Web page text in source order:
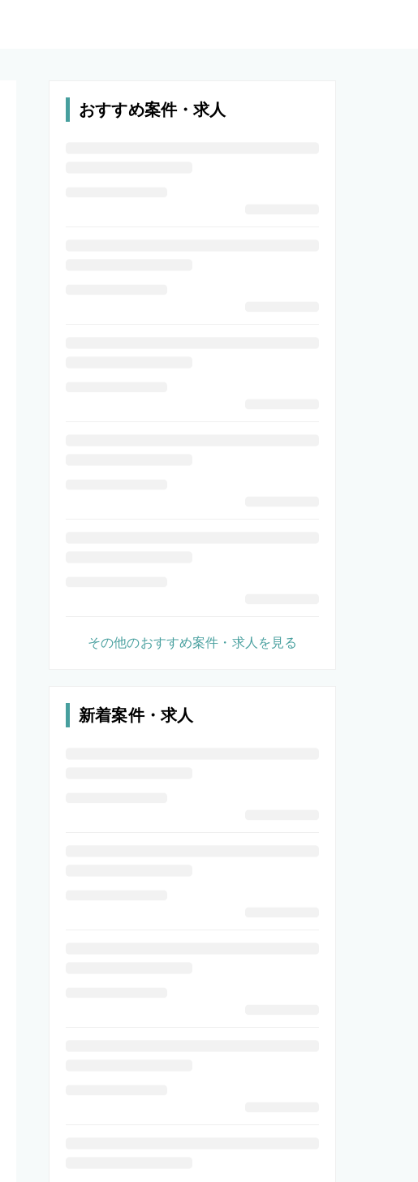
おすすめ案件・求人
その他のおすすめ案件・求人を見る
新着案件・求人